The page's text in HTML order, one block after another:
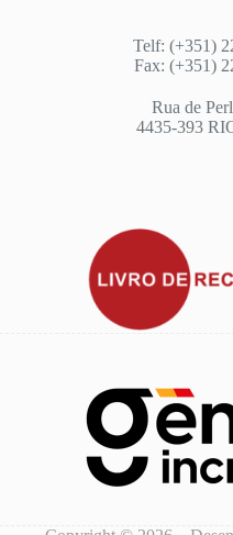
Telf: (+351)
Fax: (+351)
Rua de
4435-393